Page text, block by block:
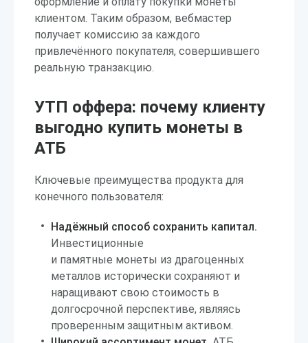
клиентом. Таким образом, вебмастер
получает комиссию за каждого
привлечённого покупателя, совершившего
реальную транзакцию.
УТП оффера: почему клиенту
выгодно купить монеты в
АТБ
Ключевые преимущества продукта для
конечного пользователя:
Надёжный способ сохранить капитал.
Инвестиционные
и памятные монеты из драгоценных
металлов исторически сохраняют и
наращивают свою стоимость в
долгосрочной перспективе, являясь
проверенным защитным активом.